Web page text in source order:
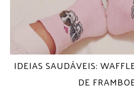
IDEIAS SAUDÁVEIS:
DE